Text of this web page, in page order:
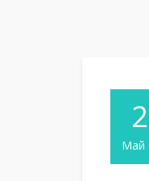
Май